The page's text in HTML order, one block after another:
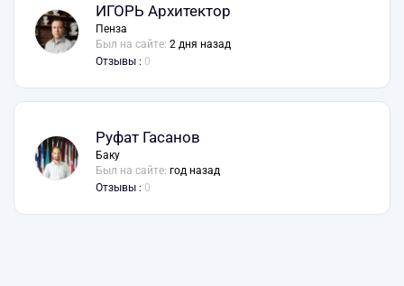
ИГОРЬ Архитектор
Пенза
Был на сайте: 2 дня назад
Отзывы : 0
Руфат Гасанов
Баку
Был на сайте: год назад
Отзывы : 0